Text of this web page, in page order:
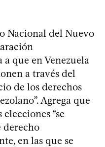
Nacional del Nuevo
que en Venezuela
a través del
de los derechos
Agrega que
“se
derecho
en las que se